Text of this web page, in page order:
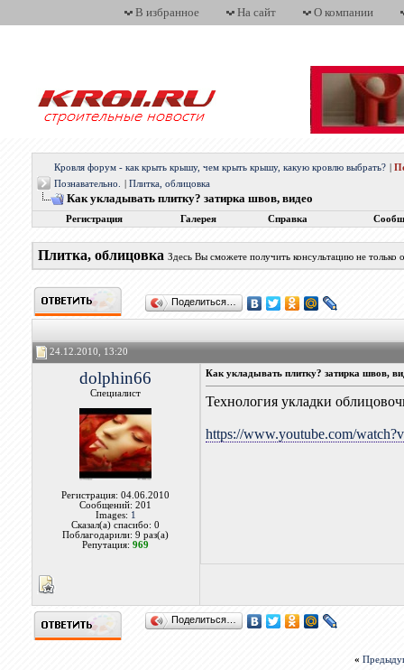
В избранное На сайт О компании
Кровля форум - как крыть крышу, чем крыть крышу, какую кровлю выбрать?
Познавательно.
Плитка, облицовка
Как укладывать плитку? затирка швов, видео
Регистрация Галерея Справка
Плитка, облицовка Здесь Вы сможете получить консультацию не только
Поделиться…
24.12.2010, 13:20
dolphin66
Специалист
Регистрация: 04.06.2010
Сообщений: 201
Images: 1
Сказал(а) спасибо: 0
Поблагодарили: 9 раз(а)
Репутация:969
Как укладывать плитку? затирка швов,
Технология укладки
https://www.youtube.com/
Поделиться…
«